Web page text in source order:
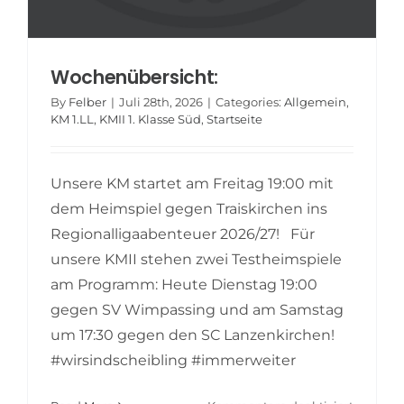
Wochenübersicht:
By Felber | Juli 28th, 2026 | Categories: Allgemein,
KM 1.LL , KMII 1. Klasse Süd, Startseite
Unsere KM startet am Freitag 19:00 mit
dem Heimspiel gegen Traiskirchen ins
Regionalligaabenteuer 2026/27! Für
unsere KMII stehen zwei Testheimspiele
am Programm: Heute Dienstag 19:00
gegen SV Wimpassing und am Samstag
um 17:30 gegen den SC Lanzenkirchen!
#wirsindscheibling #immerweiter